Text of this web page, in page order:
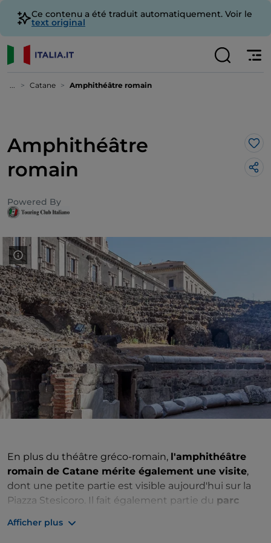
Ce contenu a été traduit automatiquement. Voir le
text original
... Catane Amphithéâtre romain
Amphithéâtre
romain
Powered By
En plus du théâtre gréco-romain, l'amphithéâtre
romain de Catane mérite également une visite,
dont une petite partie est visible aujourd'hui sur la
Piazza Stesicoro. Il fait également partie du parc
Afficher plus